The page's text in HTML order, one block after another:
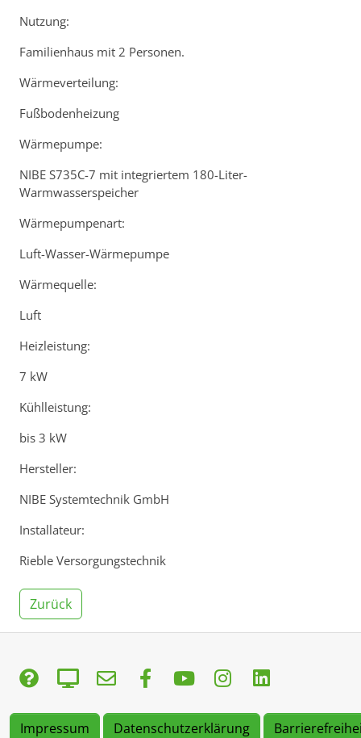
Nutzung:
Familienhaus mit 2 Personen.
Wärmeverteilung:
Fußbodenheizung
Wärmepumpe:
NIBE S735C-7 mit integriertem 180-Liter-
Warmwasserspeicher
Wärmepumpenart:
Luft-Wasser-Wärmepumpe
Wärmequelle:
Luft
Heizleistung:
7 kW
Kühlleistung:
bis 3 kW
Hersteller:
NIBE Systemtechnik GmbH
Installateur:
Rieble Versorgungstechnik
Zurück
Impressum Datenschutzerklärung